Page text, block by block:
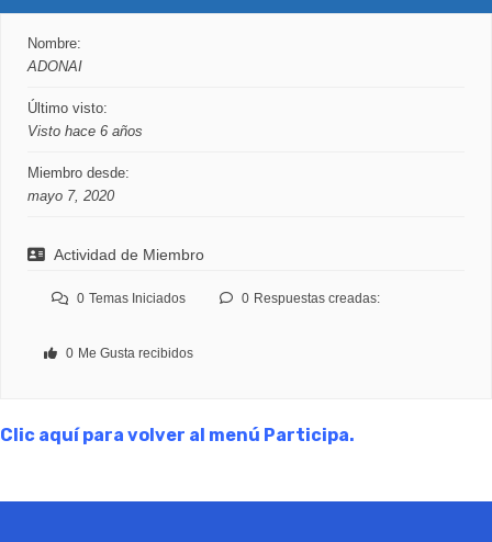
Nombre:
ADONAI
Último visto:
Visto hace 6 años
Miembro desde:
mayo 7, 2020
Actividad de Miembro
0 Temas Iniciados 0 Respuestas creadas:
0 Me Gusta recibidos
Clic aquí para volver al menú Participa.